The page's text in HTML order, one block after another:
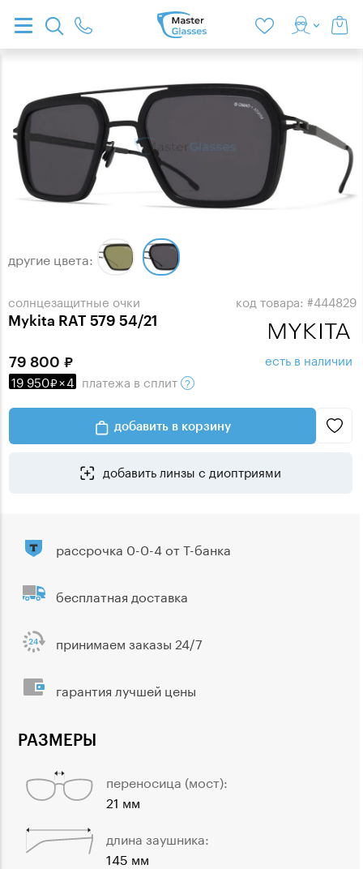
солнцезащитные очки
Mykita RAT 579 54/21
код товара: #444829
другие цвета:
79 800
19 950 ×4 платежа в сплит
есть в наличии
добавить в корзину
добавить линзы с диоптриями
РАЗМЕРЫ
переносица (мост):
21 мм
длина заушника:
145 мм
рассрочка 0-0-4 от Т-банка
бесплатная доставка
принимаем заказы 24/7
гарантия лучшей цены